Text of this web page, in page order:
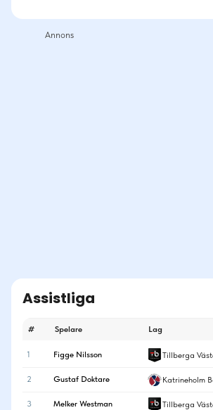
Assistliga
# Spelare Lag
1 Figge Nilsson Tillberga
2 Gustaf Doktare Katrineholm
3 Melker Westman Tillberga